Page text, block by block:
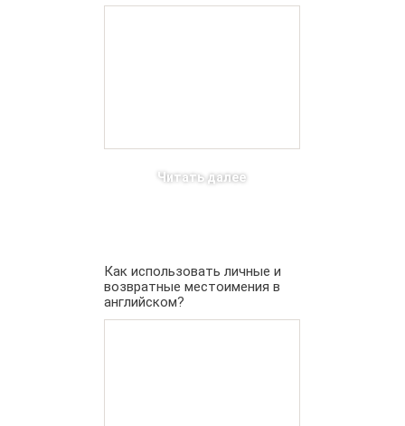
Читать далее
Как использовать личные и
возвратные местоимения в
английском?